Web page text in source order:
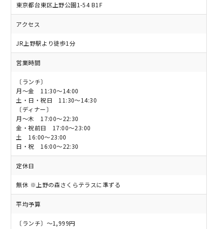
東京都台東区上野公園1-54 B1F
アクセス
JR上野駅より徒歩1分
営業時間
〔ランチ〕
月～金 11:30～14:00
土・日・祝日 11:30～14:30
〔ディナー〕
月～木 17:00～22:30
金・祝前日 17:00～23:00
土 16:00～23:00
日・祝 16:00～22:30
定休日
無休 ※上野の森さくらテラスに準ずる
平均予算
〔ランチ〕～1,999円